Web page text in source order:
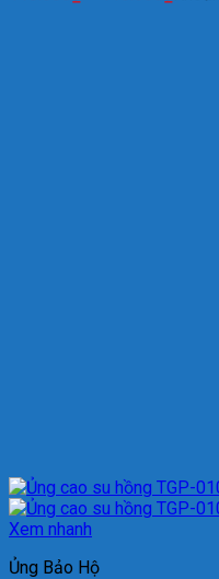
Xem nhanh
Ủng Bảo Hộ